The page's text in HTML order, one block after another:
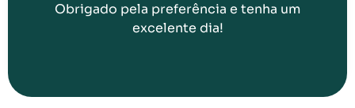
Obrigado pela preferência e tenha um
excelente dia!